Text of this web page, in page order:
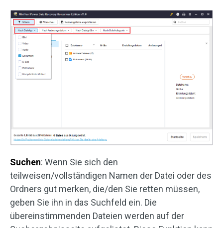
Suchen: Wenn Sie sich den
teilweisen/vollständigen Namen der Datei oder des
Ordners gut merken, die/den Sie retten müssen,
geben Sie ihn in das Suchfeld ein. Die
übereinstimmenden Dateien werden auf der